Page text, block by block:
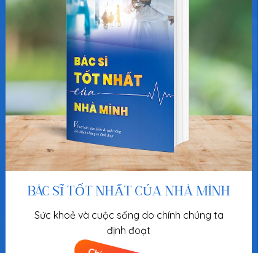
Sức khoẻ và cuộc sống do chính chúng ta
định đoạt
BÁC SĨ TỐT NHẤT CỦA NHÀ MÌNH